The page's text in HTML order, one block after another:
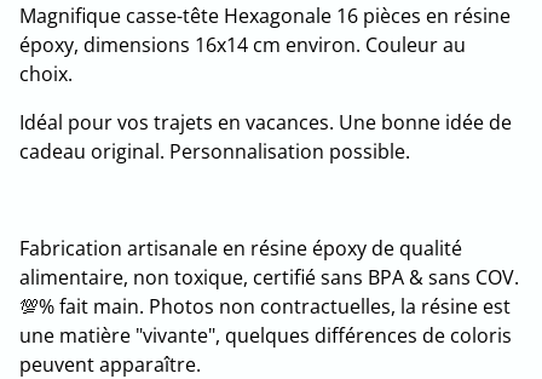
Magnifique casse-tête Hexagonale 16 pièces en résine
époxy, dimensions 16x14 cm environ. Couleur au
choix.
Idéal pour vos trajets en vacances. Une bonne idée de
cadeau original. Personnalisation possible.
Fabrication artisanale en résine époxy de qualité
alimentaire, non toxique, certifié sans BPA & sans COV.
💯% fait main. Photos non contractuelles, la résine est
une matière "vivante", quelques différences de coloris
peuvent apparaître.